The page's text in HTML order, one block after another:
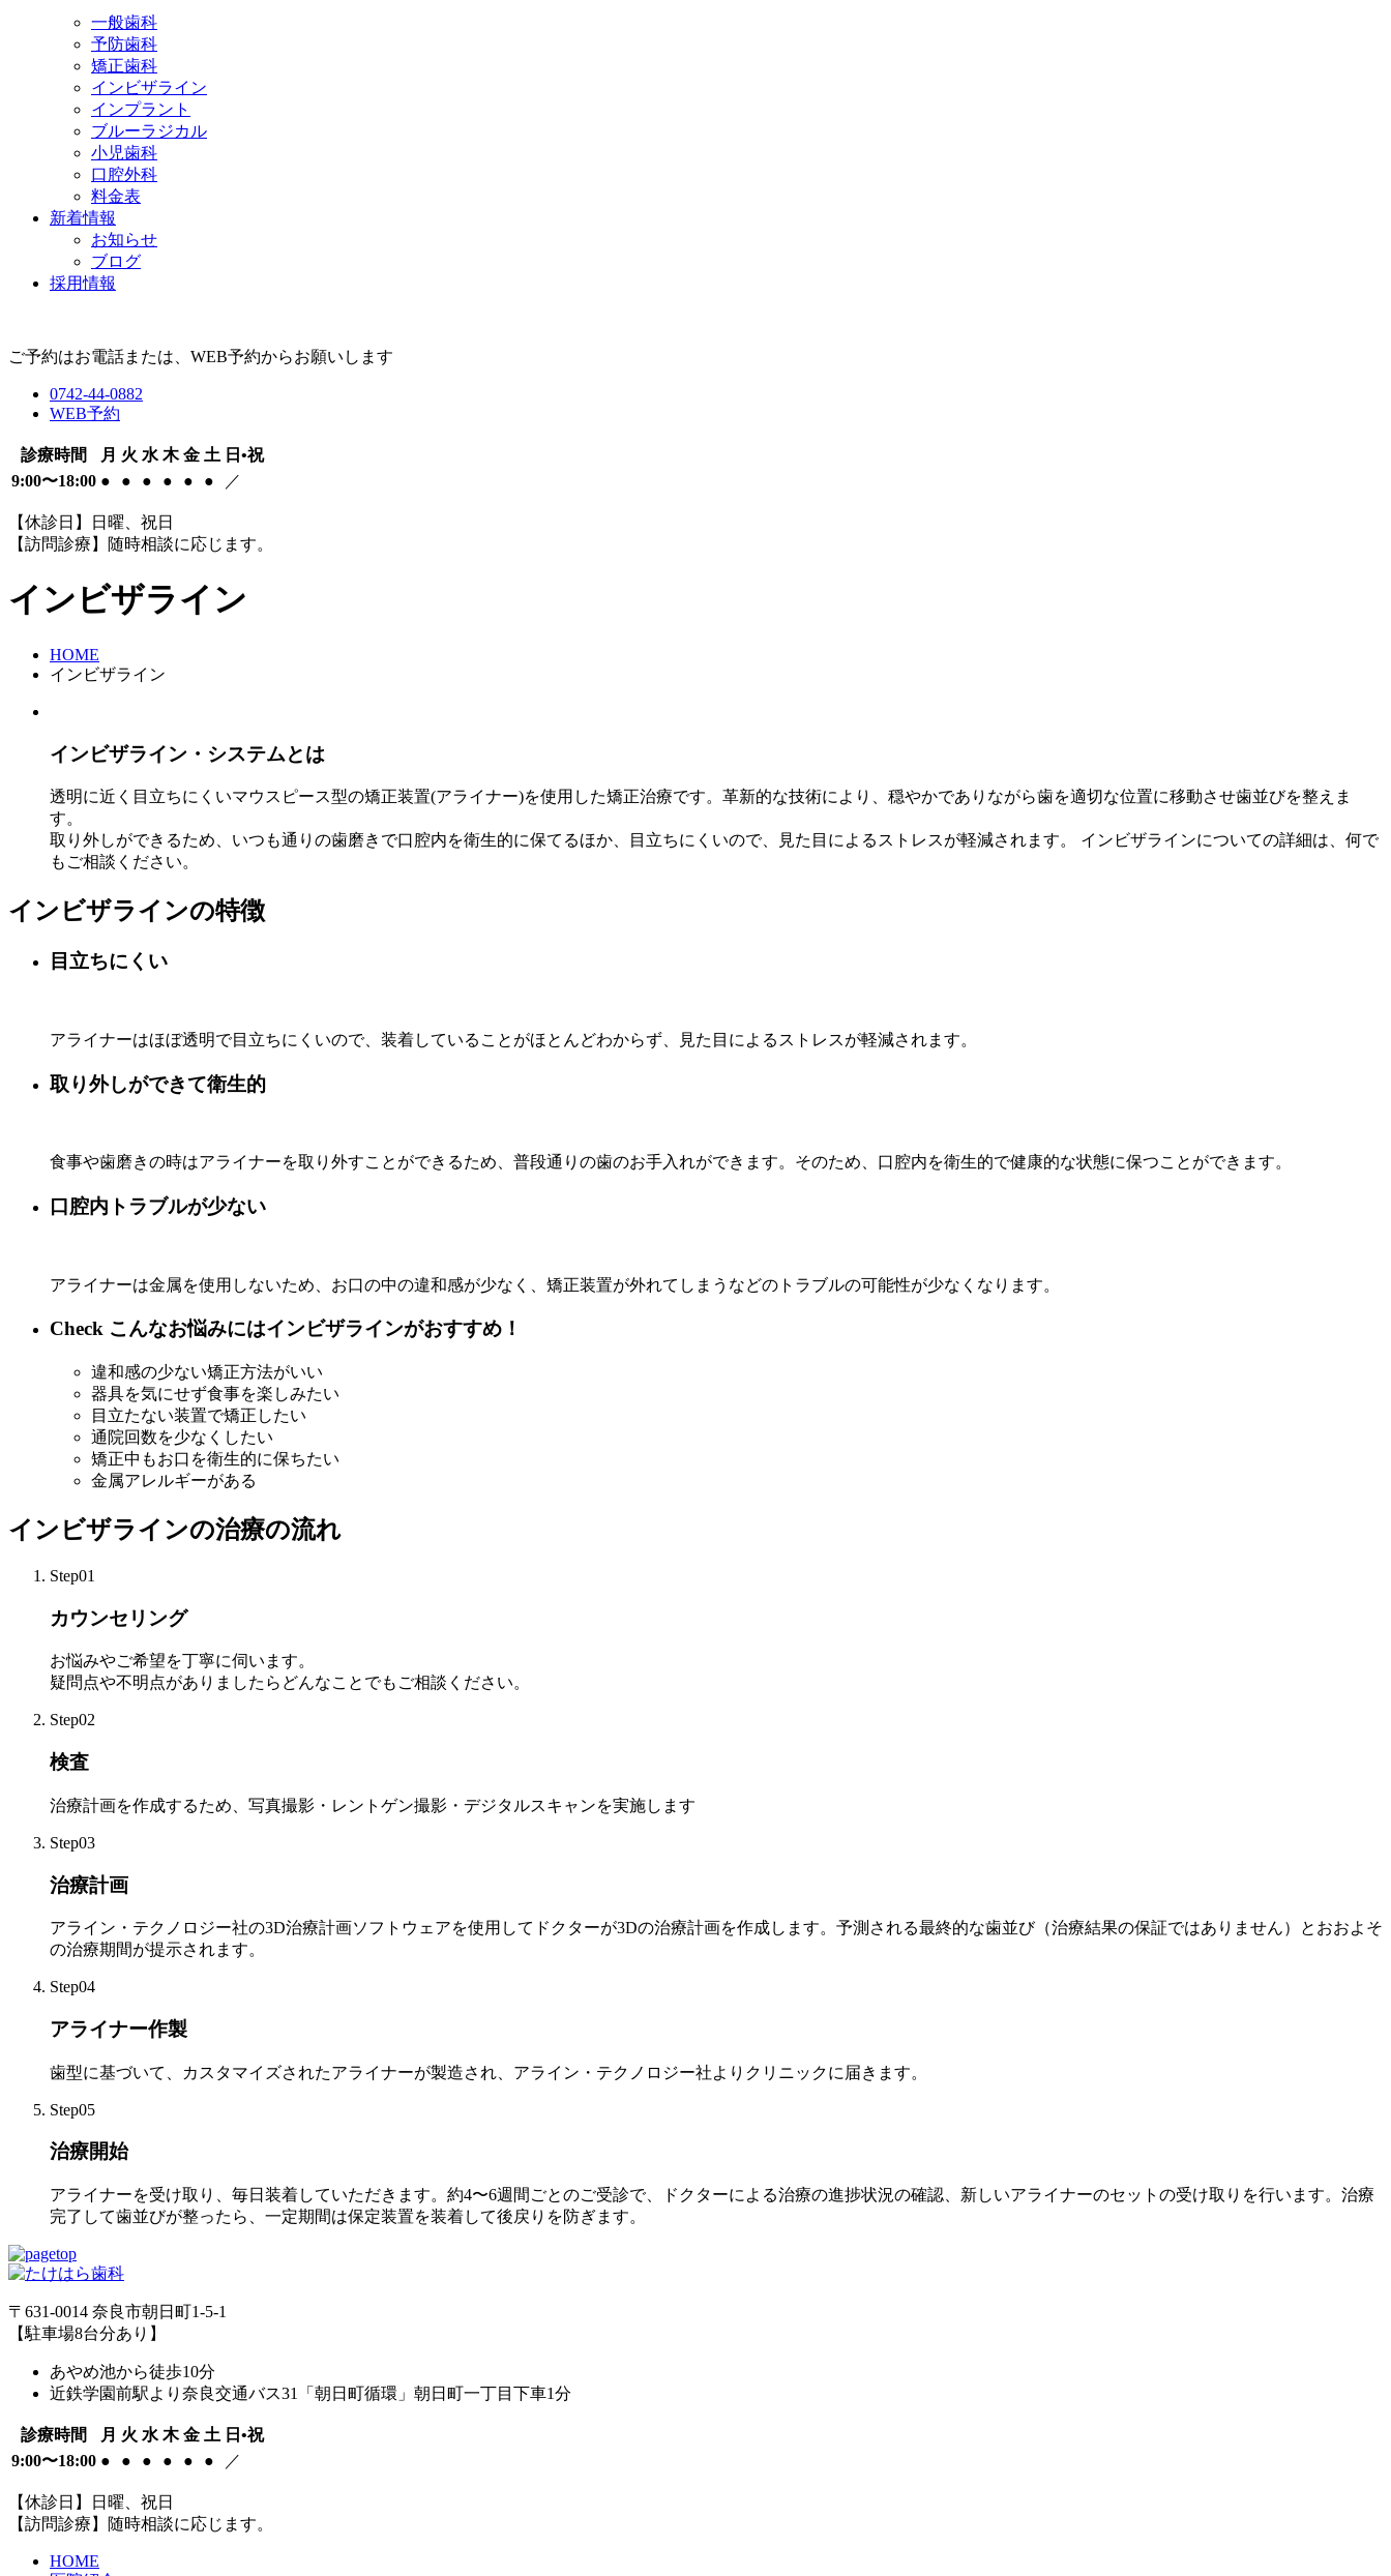
一般歯科
予防歯科
矯正歯科
インビザライン
インプラント
ブルーラジカル
小児歯科
口腔外科
料金表
新着情報
お知らせ
ブログ
採用情報
ご予約はお電話または、WEB予約からお願いします
0742-44-0882
WEB予約
診療時間 月 火 水 木 金 土 日•祝
9:00〜18:00 ● ● ● ● ● ● ／
【休診日】日曜、祝日
【訪問診療】随時相談に応じます。
インビザライン
HOME
インビザライン
インビザライン・システムとは
透明に近く目立ちにくいマウスピース型の矯正装置(アライナー)を使用した矯正治療です。革新的な技術により、穏やかでありながら歯を適切な位置に移動させ歯並びを整えま
す。
取り外しができるため、いつも通りの歯磨きで口腔内を衛生的に保てるほか、目立ちにくいので、見た目によるストレスが軽減されます。 インビザラインについての詳細は、何で
もご相談ください。
インビザラインの特徴
目立ちにくい
アライナーはほぼ透明で目立ちにくいので、装着していることがほとんどわからず、見た目によるストレスが軽減されます。
取り外しができて衛生的
食事や歯磨きの時はアライナーを取り外すことができるため、普段通りの歯のお手入れができます。そのため、口腔内を衛生的で健康的な状態に保つことができます。
口腔内トラブルが少ない
アライナーは金属を使用しないため、お口の中の違和感が少なく、矯正装置が外れてしまうなどのトラブルの可能性が少なくなります。
Check こんなお悩みにはインビザラインがおすすめ！
違和感の少ない矯正方法がいい
器具を気にせず食事を楽しみたい
目立たない装置で矯正したい
通院回数を少なくしたい
矯正中もお口を衛生的に保ちたい
金属アレルギーがある
インビザラインの治療の流れ
Step01
カウンセリング
お悩みやご希望を丁寧に伺います。
疑問点や不明点がありましたらどんなことでもご相談ください。
Step02
検査
治療計画を作成するため、写真撮影・レントゲン撮影・デジタルスキャンを実施します
Step03
治療計画
アライン・テクノロジー社の3D治療計画ソフトウェアを使用してドクターが3Dの治療計画を作成します。予測される最終的な歯並び（治療結果の保証ではありません）とおおよそ
の治療期間が提示されます。
Step04
アライナー作製
歯型に基づいて、カスタマイズされたアライナーが製造され、アライン・テクノロジー社よりクリニックに届きます。
Step05
治療開始
アライナーを受け取り、毎日装着していただきます。約4〜6週間ごとのご受診で、ドクターによる治療の進捗状況の確認、新しいアライナーのセットの受け取りを行います。治療
完了して歯並びが整ったら、一定期間は保定装置を装着して後戻りを防ぎます。
〒631-0014 奈良市朝日町1-5-1
【駐車場8台分あり】
あやめ池から徒歩10分
近鉄学園前駅より奈良交通バス31「朝日町循環」朝日町一丁目下車1分
診療時間 月 火 水 木 金 土 日•祝
9:00〜18:00 ● ● ● ● ● ● ／
【休診日】日曜、祝日
【訪問診療】随時相談に応じます。
HOME